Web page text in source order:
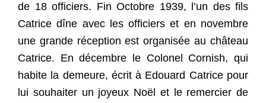
de 18 officiers. Fin Octobre 1939, l’un des fils
Catrice dîne avec les officiers et en novembre
une grande réception est organisée au château
Catrice. En décembre le Colonel Cornish, qui
habite la demeure, écrit à Edouard Catrice pour
lui souhaiter un joyeux Noël et le remercier de